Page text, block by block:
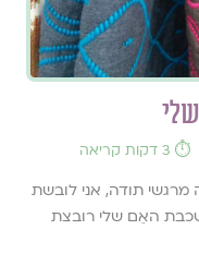
⏱️ 3 דקות קריאה
מרגשי תודה, אני לובשת
האֵם שלי רובצת